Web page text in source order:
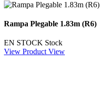
Rampa Plegable 1.83m (R6)
EN STOCK Stock
View Product View